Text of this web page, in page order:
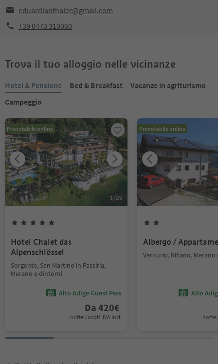
eduardlanthaler@gmail.com
+39 0473 310060
Trova il tuo alloggio nelle vicinanze
Hotel & Pensione Bed & Breakfast
Vacanze in agriturismo
Campeggio
Prenotabile online
1/29
Hotel Chalet das
Alpenschlössel
Sorgente, San Martino in Passiria,
Merano e dintorni
Alto Adige Guest Pass
Da 420€
notte / ospiti IVA incl.
Prenotabile online
Albergo /
Vernurio, Rifiano,
Alto
notte